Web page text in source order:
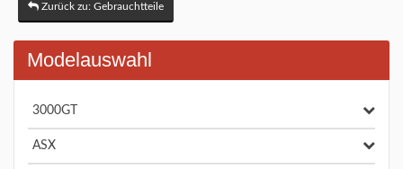
Zurück zu: Gebrauchtteile
Modelauswahl
3000GT
ASX